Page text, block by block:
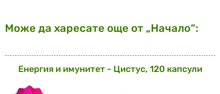
Може да харесате още от „Начало“:
Енергия и имунитет - Цистус, 120 капсули